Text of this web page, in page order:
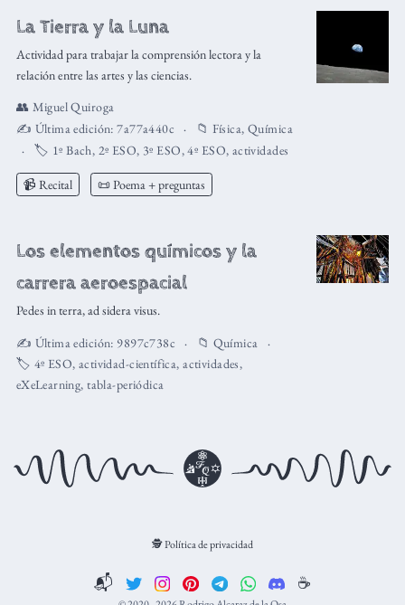
La Tierra y la Luna
Actividad para trabajar la comprensión lectora y la
relación entre las artes y las ciencias.
👥 Miguel Quiroga
✍️ Última edición:7a77a440c 📁 Física,Química
🏷️ 1º Bach, 2º ESO, 3º ESO,4º ESO, actividades
📹 Recital 📜 Poema + preguntas
Los elementos químicos y la
carrera aeroespacial
Pedes in terra, ad sidera visus.
✍️ Última edición: 9897c738c 📁 Química
🏷️ 4º ESO, actividad-científica,actividades,
eXeLearning,tabla-periódica
🕵️ Política de privacidad
📬 ☕️